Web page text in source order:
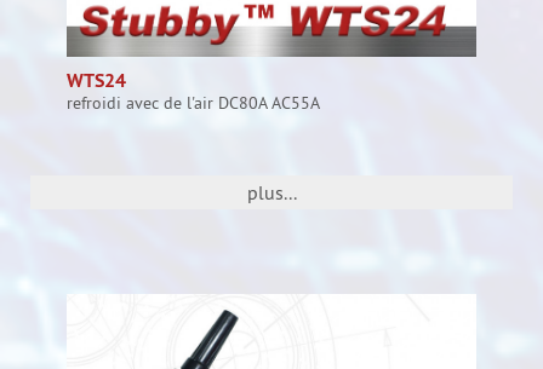
WTS24
refroidi avec de l'air DC80A AC55A
plus...